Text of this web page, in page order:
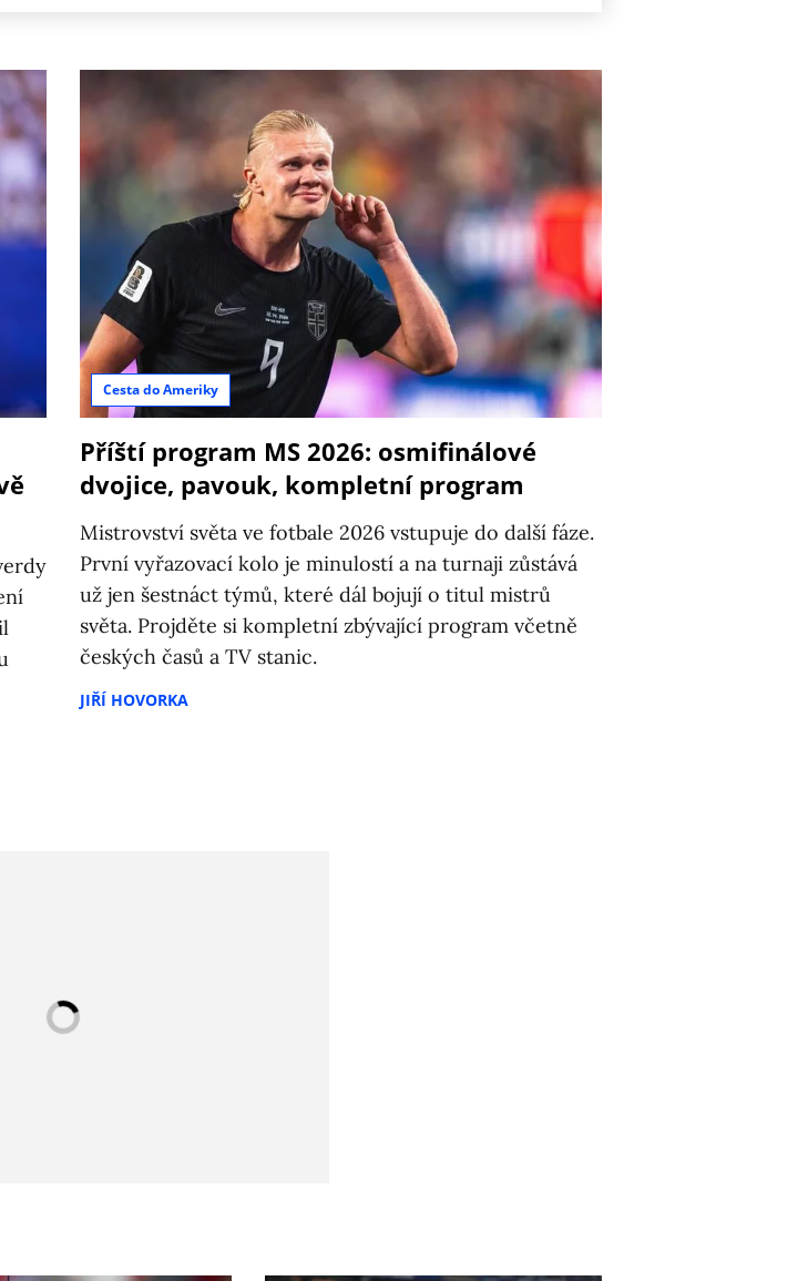
Cesta do Ameriky
Příští program MS 2026: osmifinálové
dvojice, pavouk, kompletní program
Mistrovství světa ve fotbale 2026 vstupuje do další fáze.
První vyřazovací kolo je minulostí a na turnaji zůstává
už jen šestnáct týmů, které dál bojují o titul mistrů
světa. Projděte si kompletní zbývající program včetně
českých časů a TV stanic.
JIŘÍ HOVORKA